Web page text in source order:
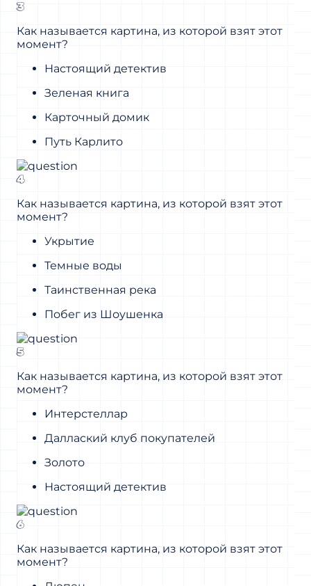
3
Как называется картина, из которой взят этот
момент?
Настоящий детектив
Зеленая книга
Карточный домик
Путь Карлито
4
Как называется картина, из которой взят этот
момент?
Укрытие
Темные воды
Таинственная река
Побег из Шоушенка
5
Как называется картина, из которой взят этот
момент?
Интерстеллар
Даллаский клуб покупателей
Золото
Настоящий детектив
6
Как называется картина, из которой взят этот
момент?